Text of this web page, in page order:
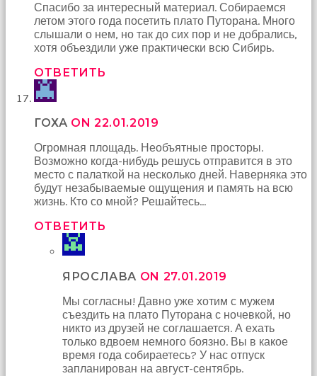
Спасибо за интересный материал. Собираемся
летом этого года посетить плато Путорана. Много
слышали о нем, но так до сих пор и не добрались,
хотя объездили уже практически всю Сибирь.
ОТВЕТИТЬ
ГОХА ON 22.01.2019
Огромная площадь. Необъятные просторы.
Возможно когда-нибудь решусь отправится в это
место с палаткой на несколько дней. Наверняка это
будут незабываемые ощущения и память на всю
жизнь. Кто со мной? Решайтесь…
ОТВЕТИТЬ
ЯРОСЛАВА ON 27.01.2019
Мы согласны! Давно уже хотим с мужем
съездить на плато Путорана с ночевкой, но
никто из друзей не соглашается. А ехать
только вдвоем немного боязно. Вы в какое
время года собираетесь? У нас отпуск
запланирован на август-сентябрь.